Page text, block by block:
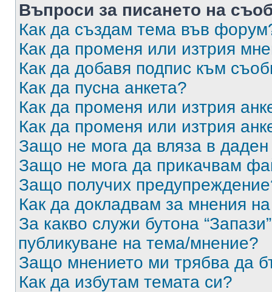
Въпроси за писането на
Как да създам тема във
Как да променя или изтрия
Как да добавя подпис към
Как да пусна анкета?
Как да променя или изтрия
Как да променя или изтрия
Защо не мога да вляза в
Защо не мога да прикачвам
Защо получих
Как да докладвам за мнения
За какво служи бутона
публикуване на тема/мнение?
Защо мнението ми трябва да
Как да избутам темата си?